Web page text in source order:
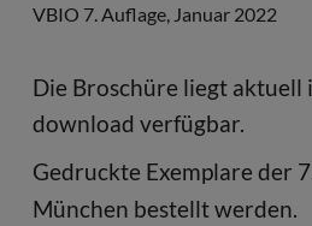
VBIO 7. Auflage, Januar 2022
Die Broschüre liegt aktuell
download verfügbar.
Gedruckte Exemplare der
München bestellt werden.